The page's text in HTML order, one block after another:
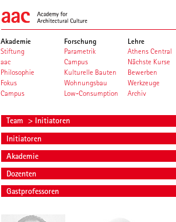
Akademie
Stiftung
aac
Philosophie
Fokus
Campus
Forschung
Parametrik
Campus
Kulturelle Bauten
Wohnungsbau
Low-Consumption
Lehre
Athens Central
Nächste Kurse
Bewerben
Werkzeuge
Archiv
Team > Initiatoren
Initiatoren
Akademie
Dozenten
Gastprofessoren